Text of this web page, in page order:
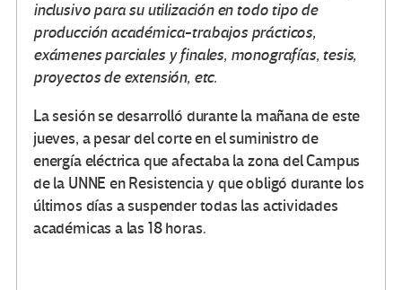
inclusivo para su utilización en todo tipo de
producción académica-trabajos prácticos,
exámenes parciales y finales, monografías, tesis,
proyectos de extensión, etc.
La sesión se desarrolló durante la mañana de este
jueves, a pesar del corte en el suministro de
energía eléctrica que afectaba la zona del Campus
de la UNNE en Resistencia y que obligó durante los
últimos días a suspender todas las actividades
académicas a las 18 horas.